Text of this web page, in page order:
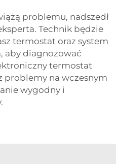
problemu, nadszedł
Technik będzie
termostat oraz system
aby diagnozować
termostat
problemy na wczesnym
wygodny i